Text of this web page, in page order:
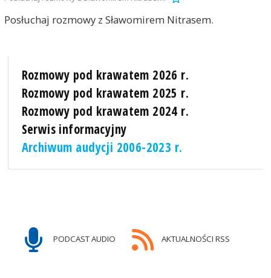
Posłuchaj rozmowy z Sławomirem Nitrasem.
Rozmowy pod krawatem 2026 r.
Rozmowy pod krawatem 2025 r.
Rozmowy pod krawatem 2024 r.
Serwis informacyjny
Archiwum audycji 2006-2023 r.
PODCAST AUDIO AKTUALNOŚCI RSS